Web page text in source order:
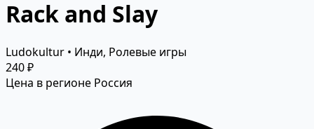
Rack and Slay
Ludokultur • Инди, Ролевые игры
240 ₽
Цена в регионе Россия